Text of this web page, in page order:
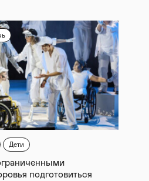
Дети
подготовиться